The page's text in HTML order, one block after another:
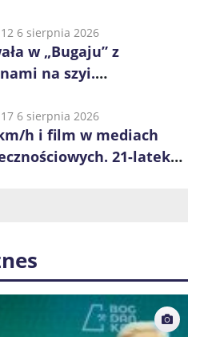
Wrocławia
6 sierpnia 2026
w „Bugaju” z
na szyi.
6 sierpnia 2026
h i film w mediach
21-latek